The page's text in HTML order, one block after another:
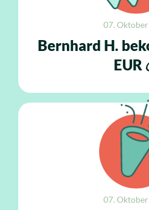
07.
Bernhard H.
EUR
07.